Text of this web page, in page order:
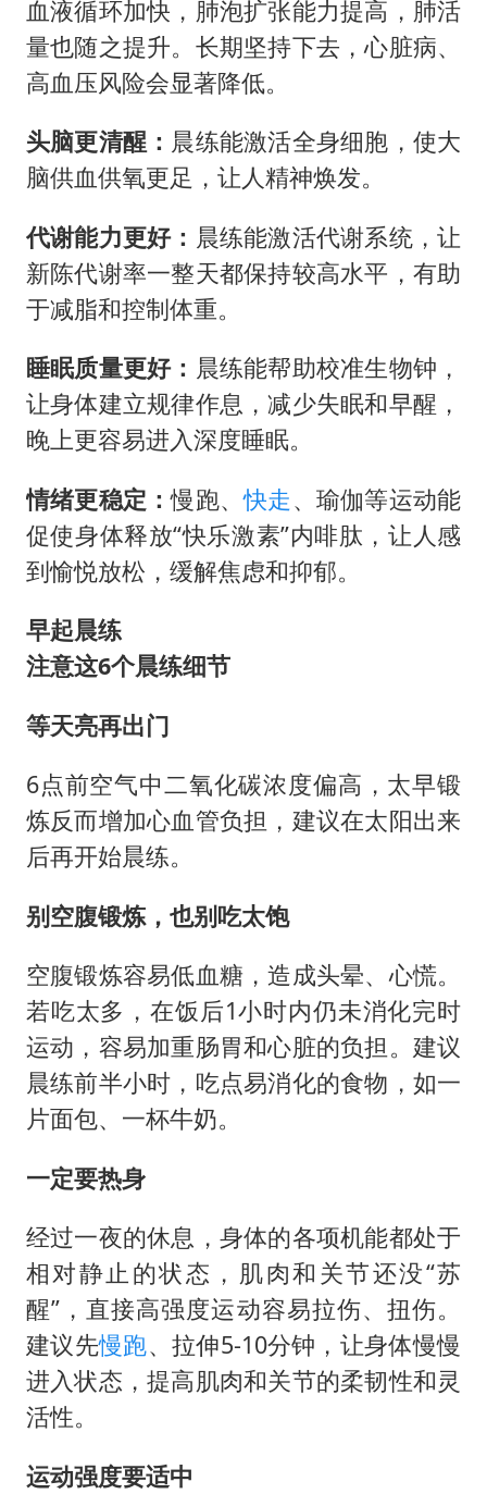
血液循环加快，肺泡扩张能力提高，肺活
量也随之提升。长期坚持下去，心脏病、
高血压风险会显著降低。
头脑更清醒： 晨练能激活全身细胞，使大
脑供血供氧更足，让人精神焕发。
代谢能力更好： 晨练能激活代谢系统，让
新陈代谢率一整天都保持较高水平，有助
于减脂和控制体重。
睡眠质量更好： 晨练能帮助校准生物钟，
让身体建立规律作息，减少失眠和早醒，
晚上更容易进入深度睡眠。
情绪更稳定：慢跑、快走、瑜伽等运动能
促使身体释放“快乐激素”内啡肽，让人感
到愉悦放松，缓解焦虑和抑郁。
早起晨练
注意这6个晨练细节
等天亮再出门
6点前空气中二氧化碳浓度偏高，太早锻
炼反而增加心血管负担，建议在太阳出来
后再开始晨练。
别空腹锻炼，也别吃太饱
空腹锻炼容易低血糖，造成头晕、心慌。
若吃太多，在饭后1小时内仍未消化完时
运动，容易加重肠胃和心脏的负担。建议
晨练前半小时，吃点易消化的食物，如一
片面包、一杯牛奶。
一定要热身
经过一夜的休息，身体的各项机能都处于
相对静止的状态，肌肉和关节还没“苏
醒”，直接高强度运动容易拉伤、扭伤。
建议先慢跑、拉伸5-10分钟，让身体慢慢
进入状态，提高肌肉和关节的柔韧性和灵
活性。
运动强度要适中